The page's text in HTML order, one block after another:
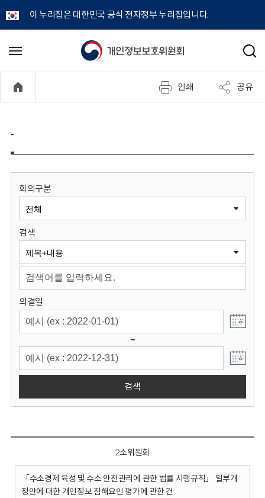
이 누리집은 대한민국 공식 전자정부 누리집입니다.
개
정
보
원
회
메
기
검
인쇄 공유
-
회의구분
검색
의결일
~
검색
2소위원회
「수소경제 육성 및 수소 안전관리에 관한 법률 시행규칙」 일부개
정안에 대한 개인정보 침해요인 평가에 관한 건